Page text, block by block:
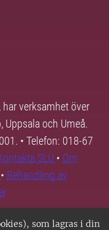
som lagras i din
verksamhet över
Uppsala och Umeå.
• Telefon: 018-67
SLU • Om
• Behandling av